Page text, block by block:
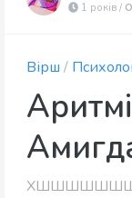
1 років /
Вірш /